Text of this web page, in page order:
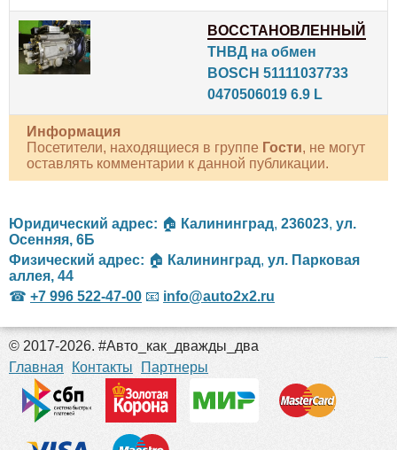
ВОССТАНОВЛЕННЫЙ
ТНВД на обмен
BOSCH 51111037733
0470506019 6.9 L
Информация
Посетители, находящиеся в группе Гости, не могут
оставлять комментарии к данной публикации.
Юридический адрес: 🏠 Калининград, 236023, ул.
Осенняя, 6Б
Физический адрес: 🏠 Калининград, ул. Парковая
аллея, 44
☎ +7 996 522-47-00 📧 info@auto2x2.ru
© 2017-2026. #Авто_как_дважды_два
Главная
Контакты Партнеры